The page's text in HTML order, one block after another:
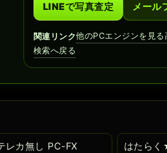
LINEで写真査定 メール
関連リンク他のPCエンジンを見る
検索へ戻る
レカ無し PC-FX はたらく